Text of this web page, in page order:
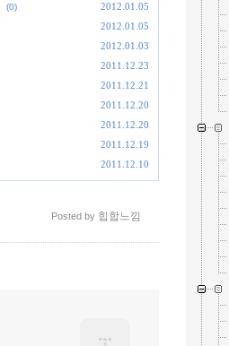
(0) 2012.01.05
2012.01.05
2012.01.03
2011.12.23
2011.12.21
2011.12.20
2011.12.20
2011.12.19
2011.12.10
Posted by 힙합느낌